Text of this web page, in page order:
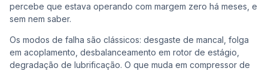
percebe que estava operando com margem zero há meses, e
sem nem saber.
Os modos de falha são clássicos: desgaste de mancal, folga
em acoplamento, desbalanceamento em rotor de estágio,
degradação de lubrificação. O que muda em compressor de